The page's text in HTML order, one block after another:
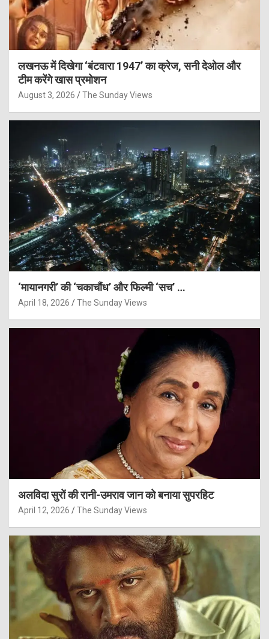
लखनऊ में दिखेगा ‘बंटवारा 1947’ का क्रेज, सनी देओल और
टीम करेंगे खास प्रमोशन
August 3, 2026 The Sunday Views
‘मायानगरी’ की ‘चकाचौंध’ और फिल्मी ‘सच’ …
April 18, 2026 The Sunday Views
अलविदा सुरों की रानी-उमराव जान को बनाया सुपरहिट
April 12, 2026 The Sunday Views